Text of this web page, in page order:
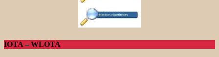
IOTA – WLOTA